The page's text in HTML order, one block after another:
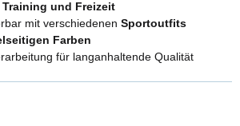
Training und Freizeit
mit verschiedenen Sportoutfits
Farben
für langanhaltende Qualität